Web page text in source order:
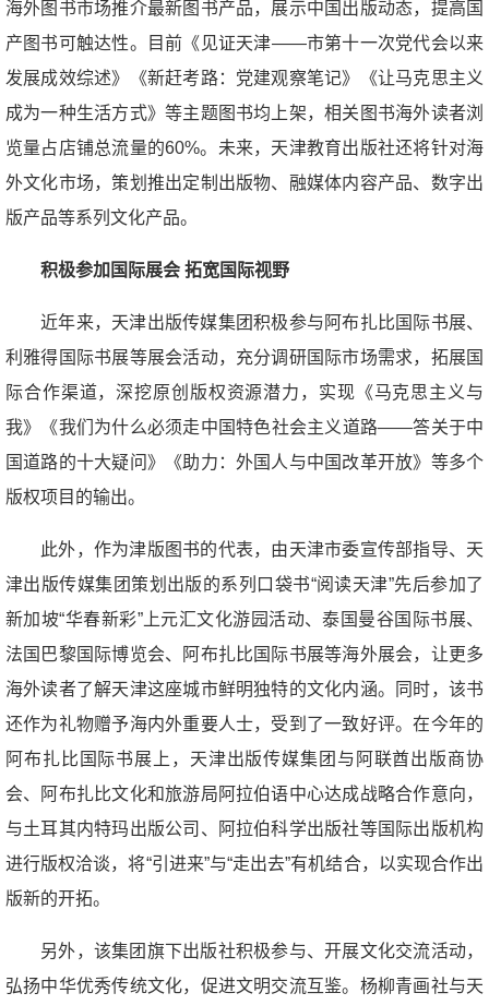
海外图书市场推介最新图书产品，展示中国出版动态，提高国
产图书可触达性。目前《见证天津——市第十一次党代会以来
发展成效综述》《新赶考路：党建观察笔记》《让马克思主义
成为一种生活方式》等主题图书均上架，相关图书海外读者浏
览量占店铺总流量的60%。未来，天津教育出版社还将针对海
外文化市场，策划推出定制出版物、融媒体内容产品、数字出
版产品等系列文化产品。
积极参加国际展会 拓宽国际视野
近年来，天津出版传媒集团积极参与阿布扎比国际书展、
利雅得国际书展等展会活动，充分调研国际市场需求，拓展国
际合作渠道，深挖原创版权资源潜力，实现《马克思主义与
我》《我们为什么必须走中国特色社会主义道路——答关于中
国道路的十大疑问》《助力：外国人与中国改革开放》等多个
版权项目的输出。
此外，作为津版图书的代表，由天津市委宣传部指导、天
津出版传媒集团策划出版的系列口袋书“阅读天津”先后参加了
新加坡“华春新彩”上元汇文化游园活动、泰国曼谷国际书展、
法国巴黎国际博览会、阿布扎比国际书展等海外展会，让更多
海外读者了解天津这座城市鲜明独特的文化内涵。同时，该书
还作为礼物赠予海内外重要人士，受到了一致好评。在今年的
阿布扎比国际书展上，天津出版传媒集团与阿联酋出版商协
会、阿布扎比文化和旅游局阿拉伯语中心达成战略合作意向，
与土耳其内特玛出版公司、阿拉伯科学出版社等国际出版机构
进行版权洽谈，将“引进来”与“走出去”有机结合，以实现合作出
版新的开拓。
另外，该集团旗下出版社积极参与、开展文化交流活动，
弘扬中华优秀传统文化，促进文明交流互鉴。杨柳青画社与天